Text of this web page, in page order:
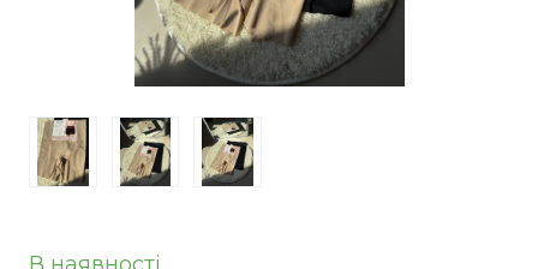
В наявності